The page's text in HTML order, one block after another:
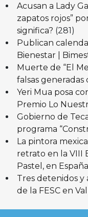
Acusan a Lady
zapatos rojos”
significa? (281)
Publican
Bienestar |
Muerte de “El
falsas generadas
Yeri Mua posa
Premio Lo
Gobierno de
programa
La pintora
retrato en la VIII
Pastel, en España
Tres detenidos y
de la FESC en